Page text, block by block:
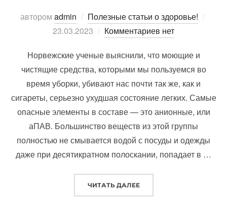
автором admin Полезные статьи о здоровье!
23.03.2023
Комментариев нет
Норвежские ученые выяснили, что моющие и
чистящие средства, которыми мы пользуемся во
время уборки, убивают нас почти так же, как и
сигареты, серьезно ухудшая состояние легких. Самые
опасные элементы в составе — это анионные, или
аПАВ. Большинство веществ из этой группы
полностью не смывается водой с посуды и одежды
даже при десятикратном полоскании, попадает в …
ЧИТАТЬ ДАЛЕЕ«ПОЧЕМУ НЕЛЬЗЯ